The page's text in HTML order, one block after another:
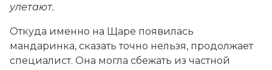
улетают.
Откуда именно на Щаре появилась
мандаринка, сказать точно нельзя, продолжает
специалист. Она могла сбежать из частной